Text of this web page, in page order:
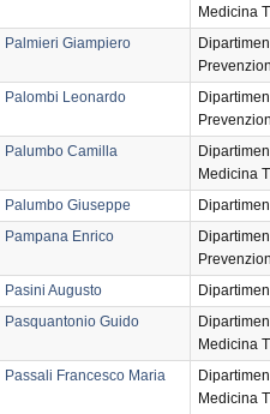
Medicina
Palmieri Giampiero
Palombi Leonardo
Palumbo Camilla
Medicina
Palumbo Giuseppe
Pampana Enrico
Pasini Augusto
Pasquantonio Guido
Medicina
Passali Francesco Maria
Medicina